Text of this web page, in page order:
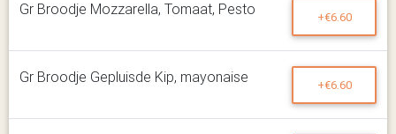
Gr Broodje Mozzarella, Tomaat, Pesto +€6.60
Gr Broodje Gepluisde Kip, mayonaise +€6.60